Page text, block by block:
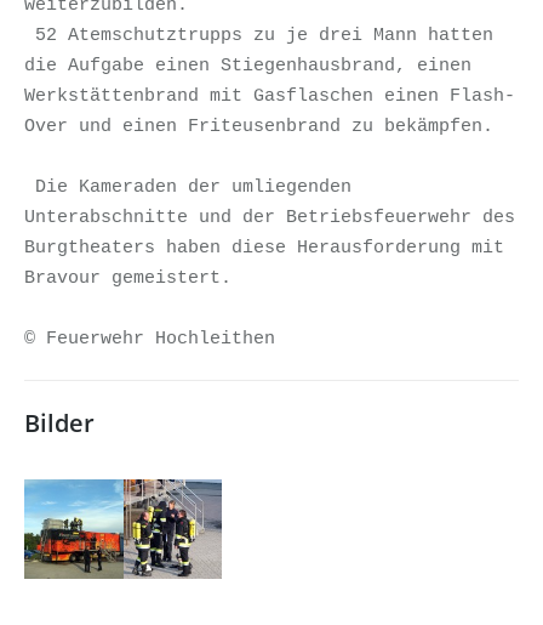
weiterzubilden.
die Aufgabe einen Stiegenhausbrand, einen
Werkstättenbrand mit Gasflaschen einen Flash-
Over und einen Friteusenbrand zu bekämpfen.
Unterabschnitte und der Betriebsfeuerwehr des
Burgtheaters haben diese Herausforderung mit
Bravour gemeistert.
© Feuerwehr Hochleithen
Bilder